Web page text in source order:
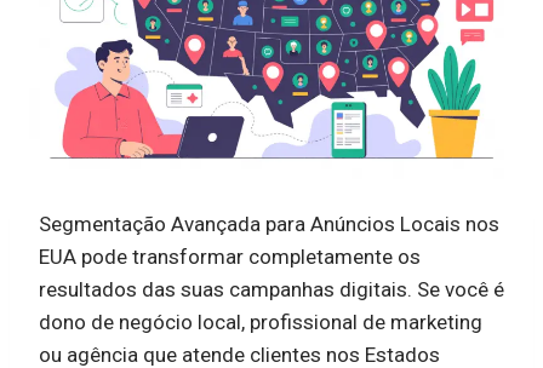
Segmentação Avançada para Anúncios Locais nos
EUA pode transformar completamente os
resultados das suas campanhas digitais. Se você é
dono de negócio local, profissional de marketing
ou agência que atende clientes nos Estados